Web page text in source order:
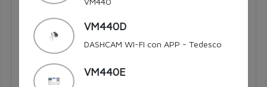
VM440
VM440D
DASHCAM WI-FI con APP - Tedesco
VM440E